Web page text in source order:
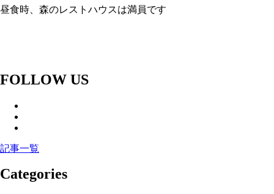
昼食時、森のレストハウスは満員です
FOLLOW US
記事一覧
Categories